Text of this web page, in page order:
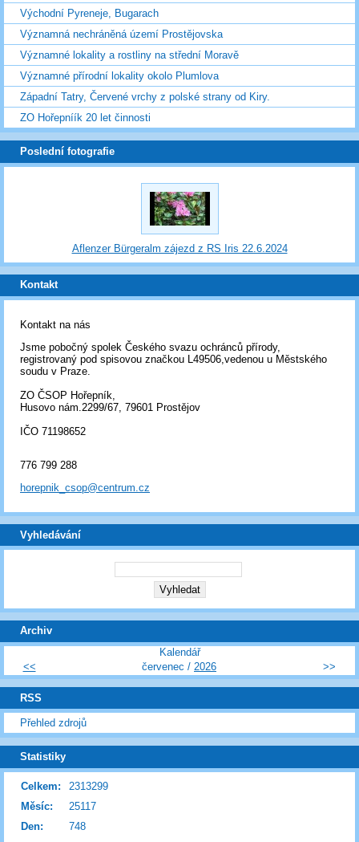
Východní Pyreneje, Bugarach
Významná nechráněná území Prostějovska
Významné lokality a rostliny na střední Moravě
Významné přírodní lokality okolo Plumlova
Západní Tatry, Červené vrchy z polské strany od Kiry.
ZO Hořepníík 20 let činnosti
Poslední fotografie
Aflenzer Bürgeralm zájezd z RS Iris 22.6.2024
Kontakt
Kontakt na nás
Jsme pobočný spolek Českého svazu ochránců přírody,
registrovaný pod spisovou značkou L49506,vedenou u Městského
soudu v Praze.
ZO ČSOP Hořepník,
Husovo nám.2299/67, 79601 Prostějov
IČO 71198652
776 799 288
horepnik_csop@centrum.cz
Vyhledávání
Archiv
Kalendář
<<
červenec / 2026 >>
RSS
Přehled zdrojů
Statistiky
Celkem:
2313299
Měsíc:
25117
Den:
748